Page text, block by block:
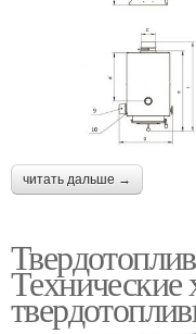
читать дальше →
Технические